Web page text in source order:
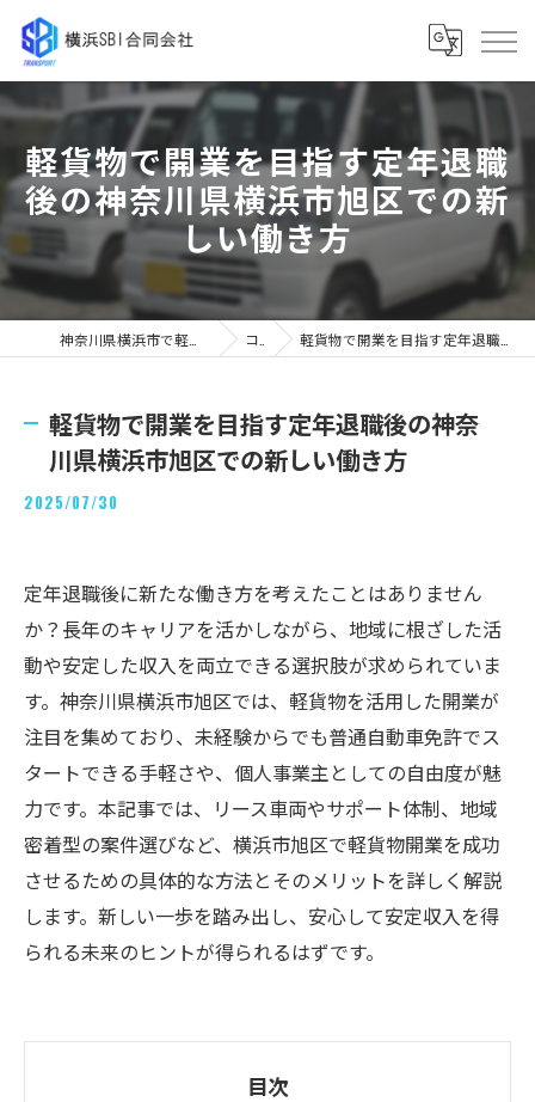
軽貨物で開業を目指す定年退職
後の神奈川県横浜市旭区での新
しい働き方
コラム 軽貨物で開業を目指す定年退職後の神奈川県横浜市旭区での新しい働き方
軽貨物で開業を目指す定年退職後の神奈
川県横浜市旭区での新しい働き方
2025/07/30
定年退職後に新たな働き方を考えたことはありません
か？長年のキャリアを活かしながら、地域に根ざした活
動や安定した収入を両立できる選択肢が求められていま
す。神奈川県横浜市旭区では、軽貨物を活用した開業が
注目を集めており、未経験からでも普通自動車免許でス
タートできる手軽さや、個人事業主としての自由度が魅
力です。本記事では、リース車両やサポート体制、地域
密着型の案件選びなど、横浜市旭区で軽貨物開業を成功
させるための具体的な方法とそのメリットを詳しく解説
します。新しい一歩を踏み出し、安心して安定収入を得
られる未来のヒントが得られるはずです。
目次